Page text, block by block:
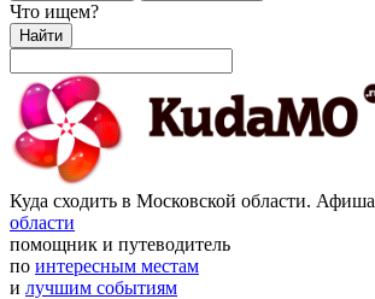
Что ищем?
Найти
Куда сходить в Московской области. Афиша
области
помощник и путеводитель
по интересным местам
и лучшим событиям